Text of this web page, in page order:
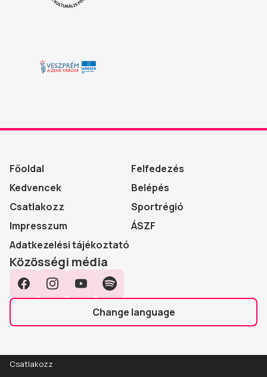
Főoldal
Felfedezés
Kedvencek
Belépés
Csatlakozz
Sportrégió
Impresszum
ÁSZF
Adatkezelési tájékoztató
Közösségi média
FacebookInstagramYouTubeSpotify
Change language
Csatlakozz